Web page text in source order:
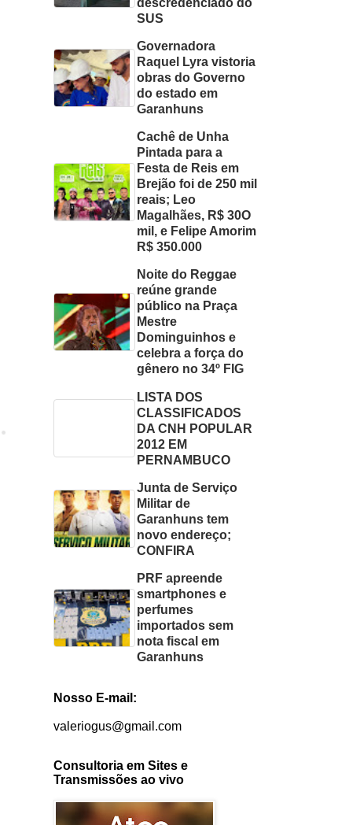
SUS
Governadora
Raquel Lyra vistoria
obras do Governo
do estado em
Garanhuns
Cachê de Unha
Pintada para a
Festa de Reis em
Brejão foi de 250 mil
reais; Leo
Magalhães, R$ 30O
mil, e Felipe Amorim
R$ 350.000
Noite do Reggae
reúne grande
público na Praça
Mestre
Dominguinhos e
celebra a força do
gênero no 34º FIG
LISTA DOS
CLASSIFICADOS
DA CNH POPULAR
2012 EM
PERNAMBUCO
Junta de Serviço
Militar de
Garanhuns tem
novo endereço;
CONFIRA
PRF apreende
smartphones e
perfumes
importados sem
nota fiscal em
Garanhuns
Nosso E-mail:
valeriogus@gmail.com
Consultoria em Sites e
Transmissões ao vivo